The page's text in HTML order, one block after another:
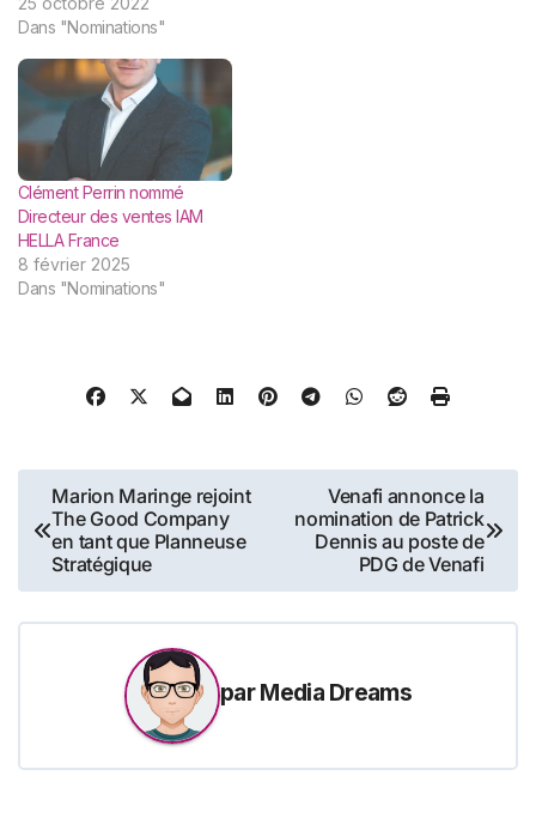
Grégory Clemente au poste
Dans le cadre de ses
nouvelles fonctions,
Grégory aura pour mission
de créer et développer
l’expertise Private Equity de
LBP AM,…
Dans "Nominations"
Clément Perrin nommé
Directeur des ventes IAM
HELLA France
8 février 2025
Dans "Nominations"
Navigation
de
l’article
Marion Maringe rejoint
The Good Company
en tant que Planneuse
Stratégique
Venafi annonce la
nomination de Patrick
Dennis au poste de
PDG de Venafi
parMedia Dreams